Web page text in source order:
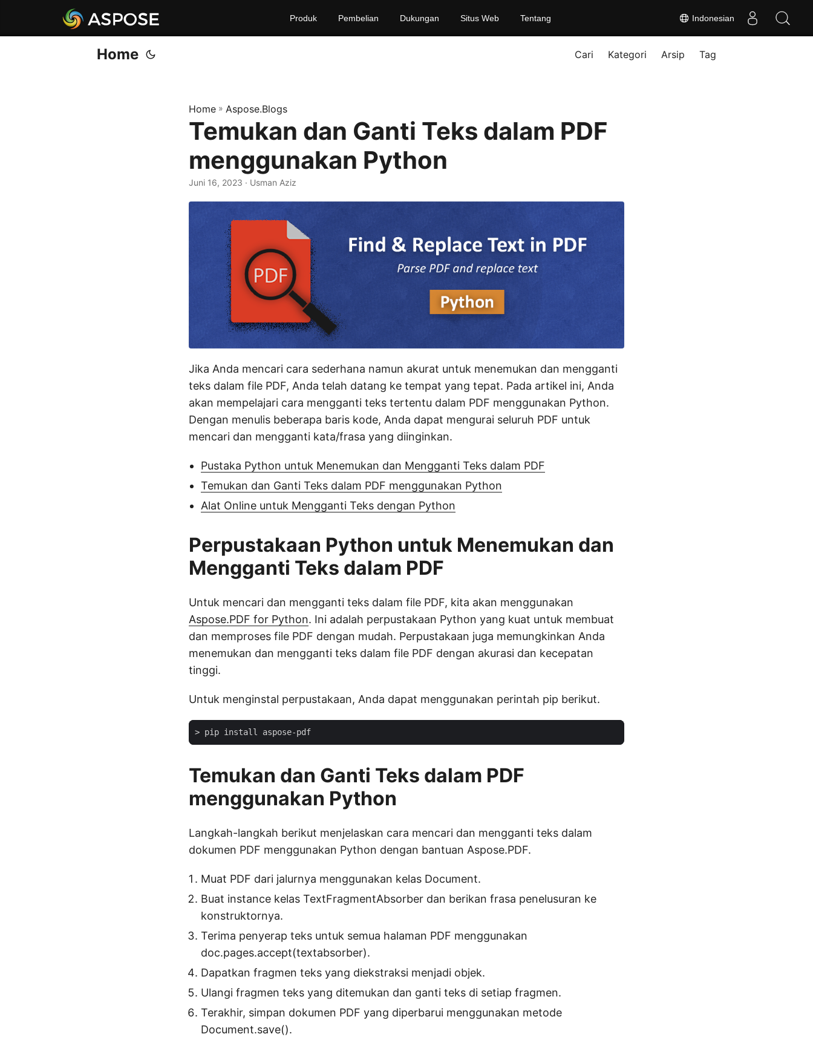
Indonesian
Produk Pembelian Dukungan Situs Web Tentang
Home Cari Kategori Arsip Tag
Home » Aspose.Blogs
Temukan dan Ganti Teks dalam PDF
menggunakan Python
Juni 16, 2023 · Usman Aziz
Jika Anda mencari cara sederhana namun akurat untuk menemukan dan mengganti
teks dalam file PDF, Anda telah datang ke tempat yang tepat. Pada artikel ini, Anda
akan mempelajari cara mengganti teks tertentu dalam PDF menggunakan Python.
Dengan menulis beberapa baris kode, Anda dapat mengurai seluruh PDF untuk
mencari dan mengganti kata/frasa yang diinginkan.
Pustaka Python untuk Menemukan dan Mengganti Teks dalam PDF
Temukan dan Ganti Teks dalam PDF menggunakan Python
Alat Online untuk Mengganti Teks dengan Python
Perpustakaan Python untuk Menemukan dan
Mengganti Teks dalam PDF
Untuk mencari dan mengganti teks dalam file PDF, kita akan menggunakan
Aspose.PDF for Python. Ini adalah perpustakaan Python yang kuat untuk membuat
dan memproses file PDF dengan mudah. Perpustakaan juga memungkinkan Anda
menemukan dan mengganti teks dalam file PDF dengan akurasi dan kecepatan
tinggi.
Untuk menginstal perpustakaan, Anda dapat menggunakan perintah pip berikut.
Temukan dan Ganti Teks dalam PDF
menggunakan Python
Langkah-langkah berikut menjelaskan cara mencari dan mengganti teks dalam
dokumen PDF menggunakan Python dengan bantuan Aspose.PDF.
Muat PDF dari jalurnya menggunakan kelas Document.
Buat instance kelas TextFragmentAbsorber dan berikan frasa penelusuran ke
konstruktornya.
Terima penyerap teks untuk semua halaman PDF menggunakan
doc.pages.accept(textabsorber).
Dapatkan fragmen teks yang diekstraksi menjadi objek.
Ulangi fragmen teks yang ditemukan dan ganti teks di setiap fragmen.
Terakhir, simpan dokumen PDF yang diperbarui menggunakan metode
Document.save().